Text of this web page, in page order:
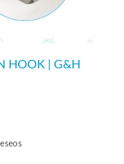
HOOK | G&H